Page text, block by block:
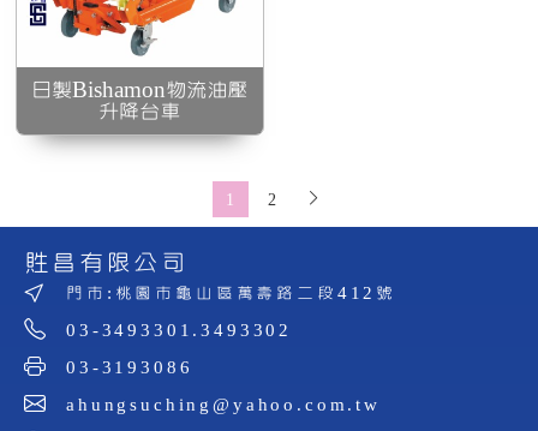
日製Bishamon物流油壓
升降台車
1 2
貹昌有限公司
門市:桃園市龜山區萬壽路二段412號
03-3493301.3493302
03-3193086
ahungsuching@yahoo.com.tw